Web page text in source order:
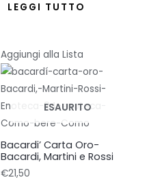
LEGGI TUTTO
Aggiungi alla Lista
ESAURITO
Bacardi’ Carta Oro-
Bacardi, Martini e Rossi
€21,50